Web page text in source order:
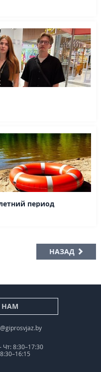
период
НАЗАД
НАМ
Чт: 8:30–17:30